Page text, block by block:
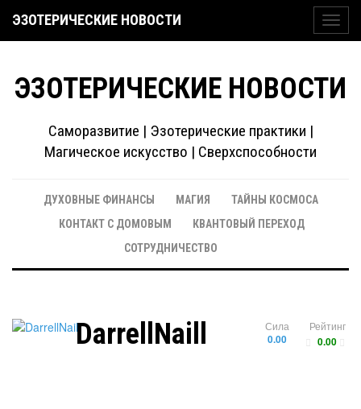
ЭЗОТЕРИЧЕСКИЕ НОВОСТИ
ЭЗОТЕРИЧЕСКИЕ НОВОСТИ
Саморазвитие | Эзотерические практики |
Магическое искусство | Сверхспособности
ДУХОВНЫЕ ФИНАНСЫ МАГИЯ
ТАЙНЫ КОСМОСА
КОНТАКТ С ДОМОВЫМ
КВАНТОВЫЙ ПЕРЕХОД
СОТРУДНИЧЕСТВО
Рейтинг
0.00
Сила
0.00
DarrellNaill